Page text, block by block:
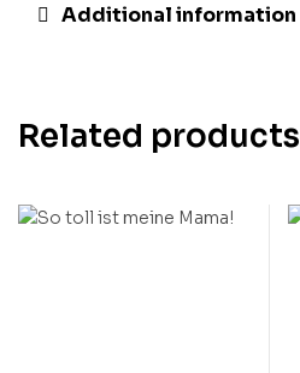
Additional information
Related products